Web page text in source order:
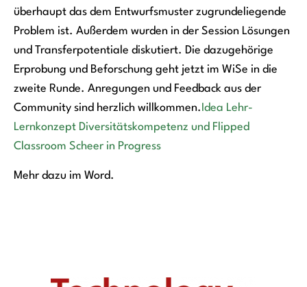
überhaupt das dem Entwurfsmuster zugrundeliegende
Problem ist. Außerdem wurden in der Session Lösungen
und Transferpotentiale diskutiert. Die dazugehörige
Erprobung und Beforschung geht jetzt im WiSe in die
zweite Runde. Anregungen und Feedback aus der
Community sind herzlich willkommen. Idea Lehr-
Lernkonzept Diversitätskompetenz und Flipped
Classroom Scheer in Progress
Mehr dazu im Word.